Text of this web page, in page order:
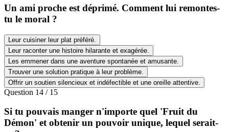
Un ami proche est déprimé. Comment lui remontes-
tu le moral ?
Leur cuisiner leur plat préféré.
Leur raconter une histoire hilarante et exagérée.
Les emmener dans une aventure spontanée et amusante.
Trouver une solution pratique à leur problème.
Offrir un soutien silencieux et indéfectible et une oreille attentive.
Question 14 / 15
Si tu pouvais manger n'importe quel 'Fruit du
Démon' et obtenir un pouvoir unique, lequel serait-